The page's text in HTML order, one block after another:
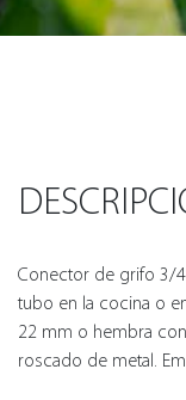
Conector de grifo 3/
tubo en la cocina o
22 mm o hembra
roscado de metal.